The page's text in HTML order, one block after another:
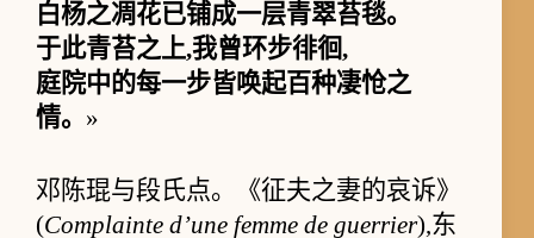
白杨之凋花已铺成一层青翠苔毯。
于此青苔之上,我曾环步徘徊,
庭院中的每一步皆唤起百种凄怆之
情。 »
邓陈琨与段氏点。《征夫之妻的哀诉》
(Complainte d’une femme de guerrier),东